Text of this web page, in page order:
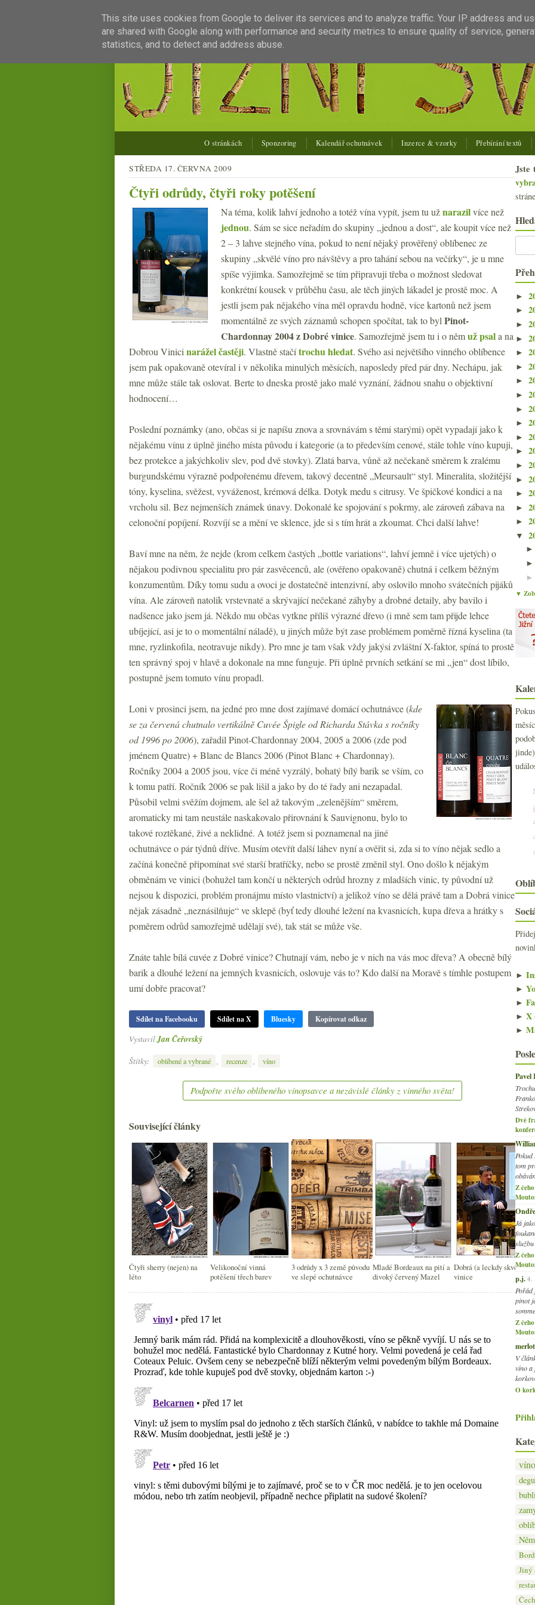
O stránkách Sponzoring Kalendář ochutnávek Inzerce & vzorky Přebírání textů
STŘEDA 17. ČERVNA 2009
Čtyři odrůdy, čtyři roky potěšení
Na téma, kolik lahví jednoho a totéž vína vypít, jsem tu užnarazilvíce než
jednou. Sám se sice neřadím do skupiny „jednou a dost“, ale koupit více než
2 – 3 lahve stejného vína, pokud to není nějaký prověřený oblíbenec ze
skupiny „skvělé víno pro návštěvy a pro tahání sebou na večírky“, je u mne
spíše výjimka. Samozřejmě se tím připravuji třeba o možnost sledovat
konkrétní kousek v průběhu času, ale těch jiných lákadel je prostě moc. A
jestli jsem pak nějakého vína měl opravdu hodně, více kartonů než jsem
momentálně ze svých záznamů schopen spočítat, tak to byl Pinot-
Chardonnay 2004 z Dobré vinice. Samozřejmě jsem tu i o němuž psala na
Dobrou Vinici narážel častěji. Vlastně stačítrochu hledat. Svého asi největšího vinného oblíbence
jsem pak opakovaně otevíral i v několika minulých měsících, naposledy před pár dny. Nechápu, jak
mne může stále tak oslovat. Berte to dneska prostě jako malé vyznání, žádnou snahu o objektivní
hodnocení…
Poslední poznámky (ano, občas si je napíšu znova a srovnávám s těmi starými) opět vypadají jako k
nějakému vínu z úplně jiného místa původu i kategorie (a to především cenové, stále tohle víno kupuji,
bez protekce a jakýchkoliv slev, pod dvě stovky). Zlatá barva, vůně až nečekaně směrem k zralému
burgundskému výrazně podpořenému dřevem, takový decentně „Meursault“ styl. Mineralita, složitější
tóny, kyselina, svěžest, vyváženost, krémová délka. Dotyk medu s citrusy. Ve špičkové kondici a na
vrcholu sil. Bez nejmenších známek únavy. Dokonalé ke spojování s pokrmy, ale zároveň zábava na
celonoční popíjení. Rozvíjí se a mění ve sklence, jde si s tím hrát a zkoumat. Chci další lahve!
Baví mne na něm, že nejde (krom celkem častých „bottle variations“, lahví jemně i více ujetých) o
nějakou podivnou specialitu pro pár zasvěcenců, ale (ověřeno opakovaně) chutná i celkem běžným
konzumentům. Díky tomu sudu a ovoci je dostatečně intenzivní, aby oslovilo mnoho svátečních pijáků
vína. Ale zároveň natolik vrstevnaté a skrývající nečekané záhyby a drobné detaily, aby bavilo i
nadšence jako jsem já. Někdo mu občas vytkne příliš výrazné dřevo (i mně sem tam přijde lehce
ubíjející, asi je to o momentální náladě), u jiných může být zase problémem poměrně řízná kyselina (ta
mne, ryzlinkofila, neotravuje nikdy). Pro mne je tam však vždy jakýsi zvláštní X-faktor, spíná to prostě
ten správný spoj v hlavě a dokonale na mne funguje. Při úplně prvních setkání se mi „jen“ dost líbilo,
postupně jsem tomuto vínu propadl.
Loni v prosinci jsem, na jedné pro mne dost zajímavé domácí ochutnávce (kde
se za červená chutnalo vertikálně Cuvée Špigle od Richarda Stávka s ročníky
od 1996 po 2006), zařadil Pinot-Chardonnay 2004, 2005 a 2006 (zde pod
jménem Quatre) + Blanc de Blancs 2006 (Pinot Blanc + Chardonnay).
Ročníky 2004 a 2005 jsou, více či méně vyzrálý, bohatý bílý barik se vším, co
k tomu patří. Ročník 2006 se pak lišil a jako by do té řady ani nezapadal.
Působil velmi svěžím dojmem, ale šel až takovým „zelenějším“ směrem,
aromaticky mi tam neustále naskakovalo přirovnání k Sauvignonu, bylo to
takové roztěkané, živé a neklidné. A totéž jsem si poznamenal na jiné
ochutnávce o pár týdnů dříve. Musím otevřít další láhev nyní a ověřit si, zda si to víno nějak sedlo a
začíná konečně připomínat své starší bratříčky, nebo se prostě změnil styl. Ono došlo k nějakým
obměnám ve vinici (bohužel tam končí u některých odrůd hrozny z mladších vinic, ty původní už
nejsou k dispozici, problém pronájmu místo vlastnictví) a jelikož víno se dělá právě tam a Dobrá vinice
nějak zásadně „neznásilňuje“ ve sklepě (byť tedy dlouhé ležení na kvasnicích, kupa dřeva a hrátky s
poměrem odrůd samozřejmě udělají své), tak stát se může vše.
Znáte tahle bílá cuvée z Dobré vinice? Chutnají vám, nebo je v nich na vás moc dřeva? A obecně bílý
barik a dlouhé ležení na jemných kvasnicích, oslovuje vás to? Kdo další na Moravě s tímhle postupem
umí dobře pracovat?
Sdílet na Facebooku Sdílet na X Bluesky Kopírovat odkaz
VystavilJan Čeřovský
Štítky:
oblíbené a vybrané recenze víno
Podpořte svého oblíbeného vínopsavce a nezávislé články z vinného světa!
Související články
Čtyři sherry (nejen) na
léto
Velikonoční vinná
potěšení třech barev
3 odrůdy x 3 země původu
ve slepé ochutnávce
Mladé Bordeaux na pití a
divoký červený Mazel
Dobrá (a leckdy skvělá)
vinice
Jste
►
►
►
►
►
►
►
►
►
►
►
►
►
►
►
►
►
▼
►
►
▼
►
►
►
► X
►
Pavel
Dvě
tom
Z
Já
Z
p.j. 4.
Pořád
pinot
Z
merlot
V
víno a
O
víno
Jiný
This site uses cookies from Google to deliver its services and to analyze traffic. Your IP address and
are shared with Google along with performance and security metrics to ensure quality of service,
statistics, and to detect and address abuse.